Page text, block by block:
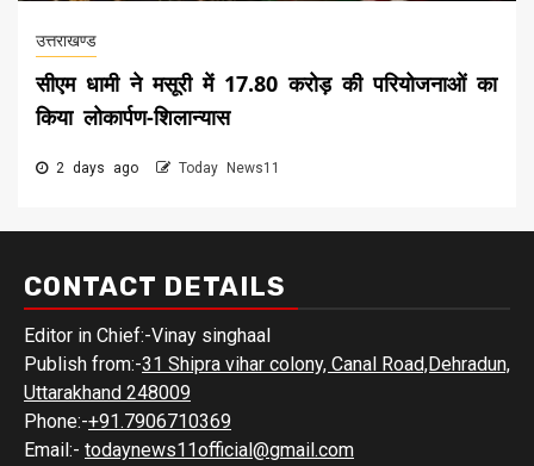
उत्तराखण्ड
सीएम धामी ने मसूरी में 17.80 करोड़ की परियोजनाओं का
किया लोकार्पण-शिलान्यास
2 days ago Today News11
CONTACT DETAILS
Editor in Chief:-Vinay singhaal
Publish from:-31 Shipra vihar colony, Canal Road,Dehradun,
Uttarakhand 248009
Phone:-+91.7906710369
Email:- todaynews11official@gmail.com